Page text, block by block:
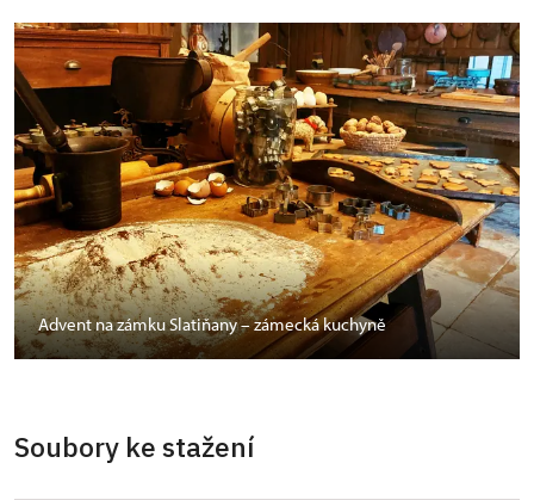
Advent na zámku Slatiňany – zámecká kuchyně
Soubory ke stažení